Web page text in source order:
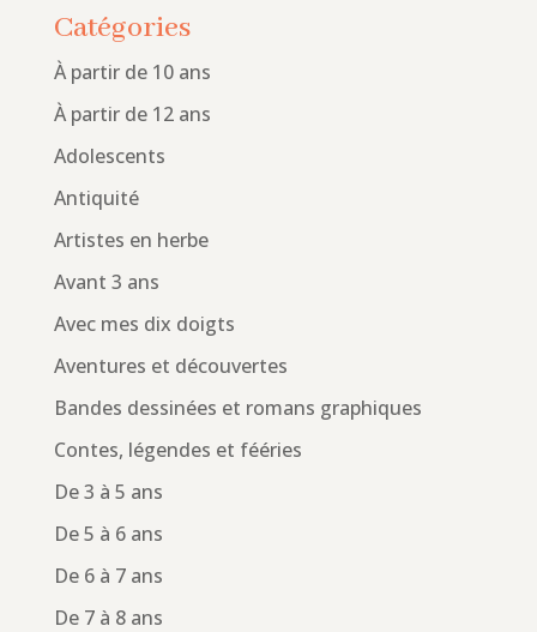
Catégories
À partir de 10 ans
À partir de 12 ans
Adolescents
Antiquité
Artistes en herbe
Avant 3 ans
Avec mes dix doigts
Aventures et découvertes
Bandes dessinées et romans graphiques
Contes, légendes et fééries
De 3 à 5 ans
De 5 à 6 ans
De 6 à 7 ans
De 7 à 8 ans